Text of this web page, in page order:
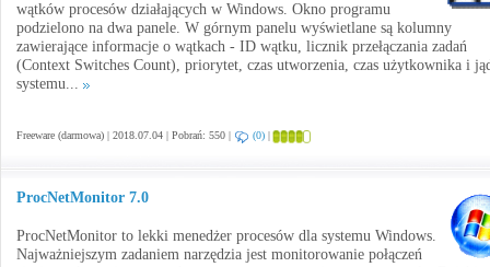
wątków procesów działających w Windows. Okno programu
podzielono na dwa panele. W górnym panelu wyświetlane są kolumny
zawierające informacje o wątkach - ID wątku, licznik przełączania zadań
(Context Switches Count), priorytet, czas utworzenia, czas użytkownika i
systemu...
Freeware (darmowa) | 2018.07.04 | Pobrań: 550 | (0) |
ProcNetMonitor 7.0
ProcNetMonitor to lekki menedżer procesów dla systemu Windows.
Najważniejszym zadaniem narzędzia jest monitorowanie połączeń